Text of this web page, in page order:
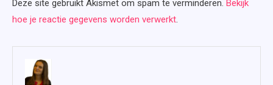
Deze site gebruikt Akismet om spam te verminderen. Bekijk
hoe je reactie gegevens worden verwerkt.